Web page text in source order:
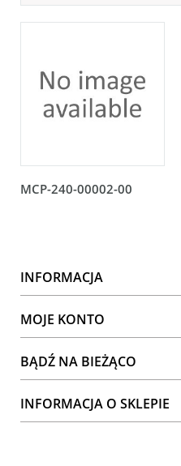
MCP-240-00002-00
INFORMACJA
MOJE KONTO
BĄDŹ NA BIEŻĄCO
INFORMACJA O SKLEPIE